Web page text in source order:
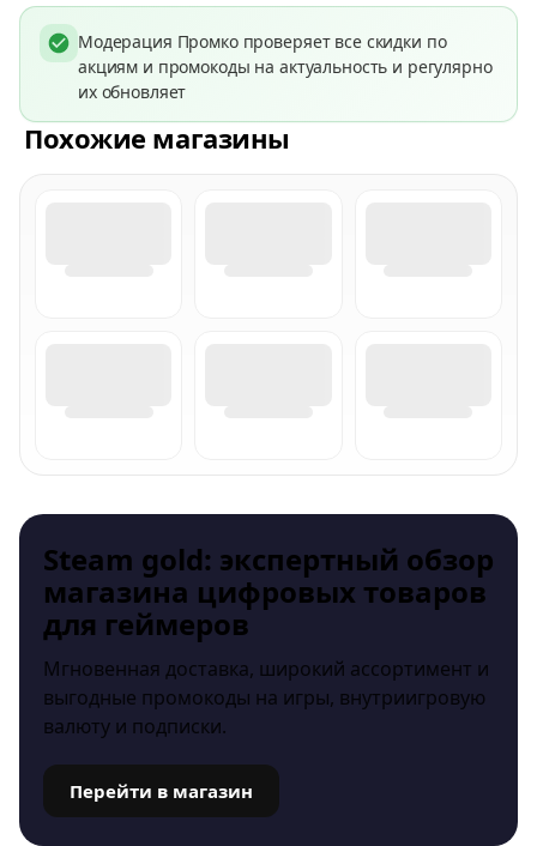
Модерация Промко проверяет все скидки по
акциям и промокоды на актуальность и регулярно
их обновляет
Похожие магазины
Steam gold: экспертный обзор
магазина цифровых товаров
для геймеров
Мгновенная доставка, широкий ассортимент и
выгодные промокоды на игры, внутриигровую
валюту и подписки.
Перейти в магазин